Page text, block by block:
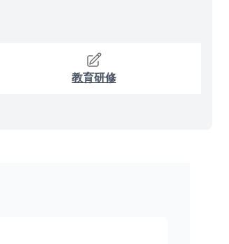
教育研修